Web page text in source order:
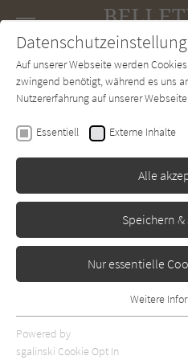
SUCHE Forum
José Saramago
Das
Rowohlt
Auf unserer Webseite werden
zwingend benötigt, während es uns
Nutzererfahrung auf unserer
Essentiell Externe Inhalte
Alle
Speichern
Nur essentielle
Essentielle Cookies werden für
Webseite benötigt. Dadurch ist
Weitere
Powered by
sgalinski Cookie Opt In